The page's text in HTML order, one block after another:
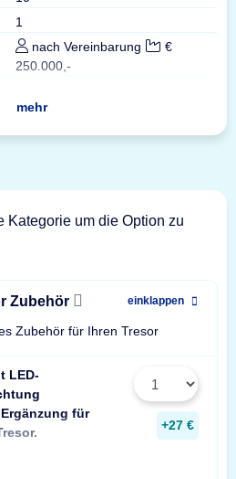
1
nach Vereinbarung
€
250.000,-
mehr
Kategorie um die Option zu
Zubehör einklappen
Zubehör für Ihren Tresor
LED-
für
Wir empfehlen
Leuchte pro
ein Stück
+27 €